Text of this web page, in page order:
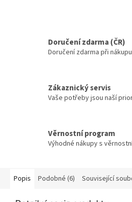
Doručení zdarma (ČR)
Doručení zdarma při
Zákaznický servis
Vaše potřeby jsou naší
Věrnostní program
Výhodné nákupy s
Popis Podobné (6) Související